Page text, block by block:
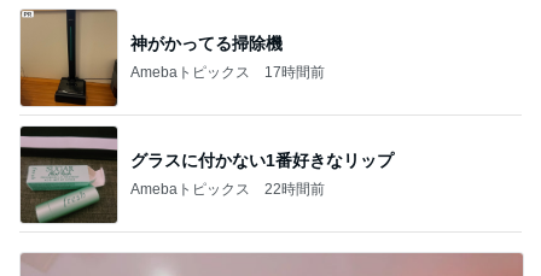
神がかってる掃除機
Amebaトピックス 17時間前
グラスに付かない1番好きなリップ
Amebaトピックス 22時間前